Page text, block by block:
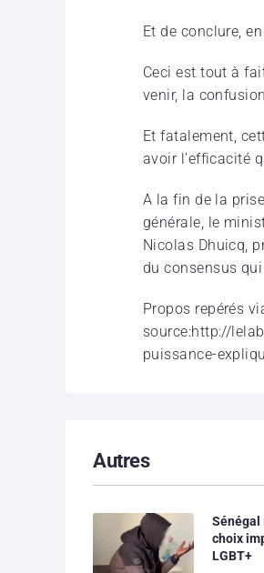
Et de conclure,
Ceci est tout à
venir, la
Et fatalement,
avoir l’efficacité
A la fin de la
générale, le
Nicolas Dhuicq,
du consensus
Propos repérés
source:http://
puissance-
Autres
Sénégal
choix
LGBT+